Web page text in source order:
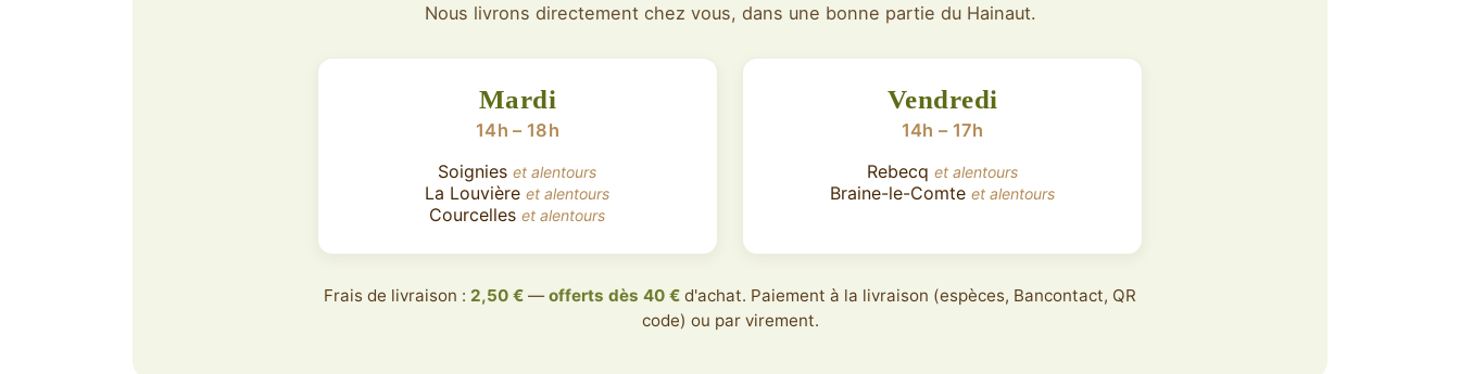
Nous livrons directement chez vous, dans une bonne partie du Hainaut.
Mardi
14h – 18h
Soignieset alentours
La Louvièreet alentours
Courcelleset alentours
Vendredi
14h – 17h
Rebecqet alentours
Braine-le-Comteet alentours
Frais de livraison : 2,50 € —offerts dès 40 € d'achat. Paiement à la livraison (espèces, Bancontact, QR
code) ou par virement.